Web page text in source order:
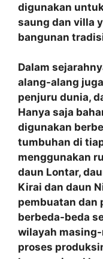
digunakan
saung dan villa
bangunan
Dalam
alang-alang
penjuru dunia,
Hanya saja
digunakan
tumbuhan di
menggunakan
daun Lontar,
Kirai dan daun
pembuatan dan
berbeda-beda
wilayah
proses